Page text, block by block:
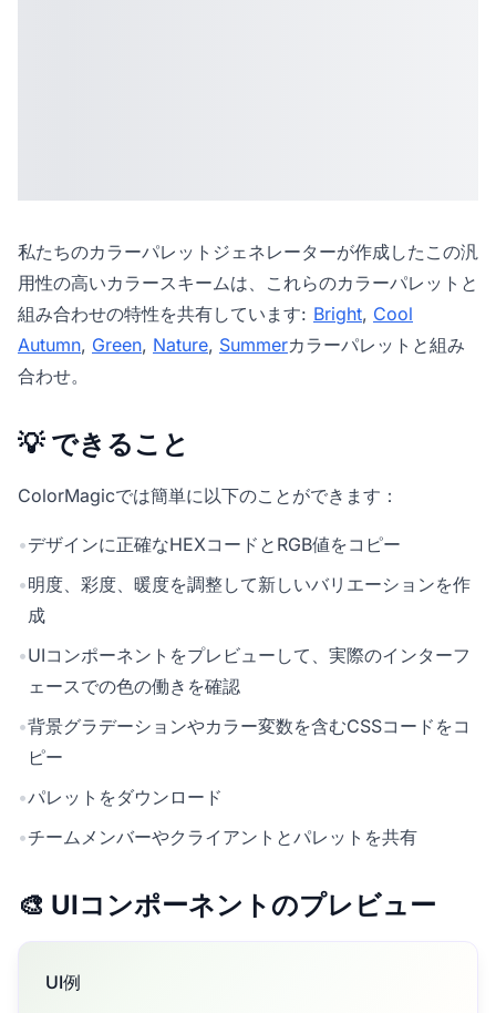
私たちのカラーパレットジェネレーターが作成したこの汎
用性の高いカラースキームは、これらのカラーパレットと
組み合わせの特性を共有しています: Bright, Cool
Autumn, Green, Nature, Summerカラーパレットと組み
合わせ。
💡 できること
ColorMagicでは簡単に以下のことができます：
•デザインに正確なHEXコードとRGB値をコピー
•明度、彩度、暖度を調整して新しいバリエーションを作
成
•UIコンポーネントをプレビューして、実際のインターフ
ェースでの色の働きを確認
•背景グラデーションやカラー変数を含むCSSコードをコ
ピー
•パレットをダウンロード
•チームメンバーやクライアントとパレットを共有
🎨 UIコンポーネントのプレビュー
UI例